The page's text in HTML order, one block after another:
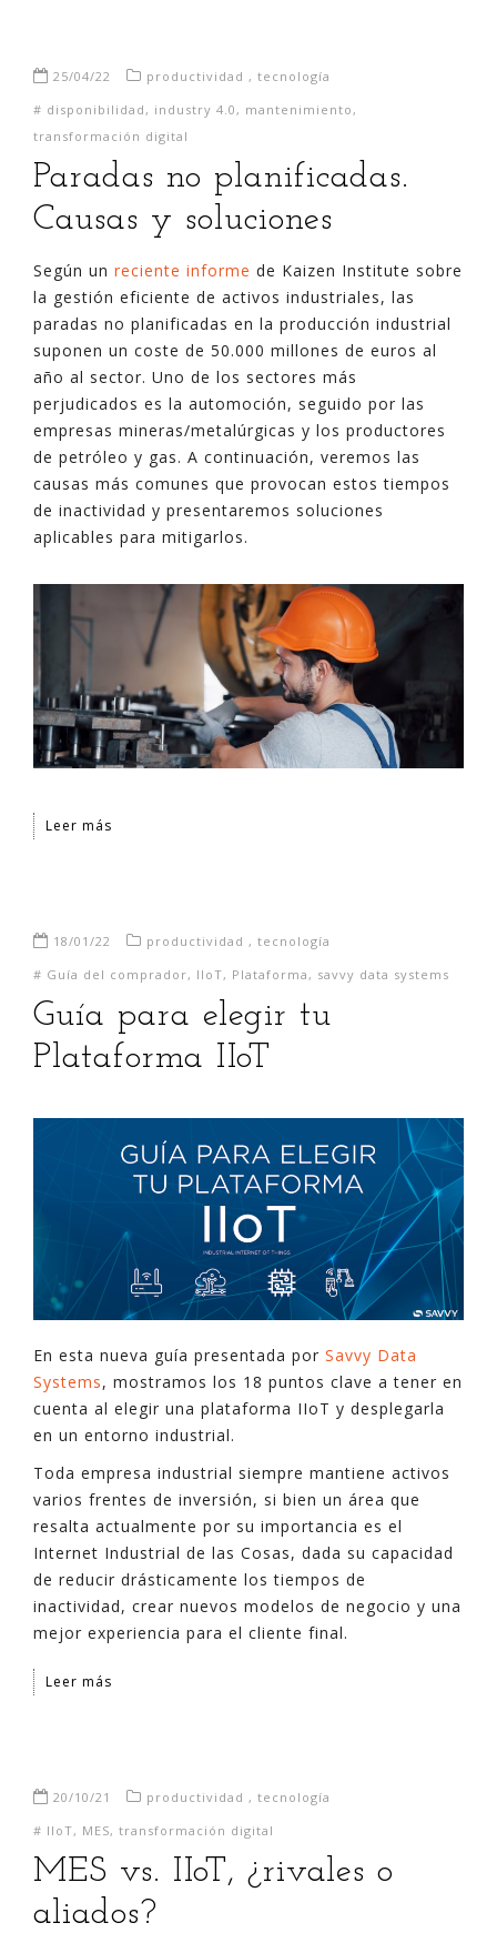
25/04/22 productividad , tecnología
# disponibilidad , industry 4.0 , mantenimiento ,
transformación digital
Paradas no planificadas.
Causas y soluciones
Según un reciente informe de Kaizen Institute sobre
la gestión eficiente de activos industriales, las
paradas no planificadas en la producción industrial
suponen un coste de 50.000 millones de euros al
año al sector. Uno de los sectores más
perjudicados es la automoción, seguido por las
empresas mineras/metalúrgicas y los productores
de petróleo y gas. A continuación, veremos las
causas más comunes que provocan estos tiempos
de inactividad y presentaremos soluciones
aplicables para mitigarlos.
Leer más
18/01/22 productividad , tecnología
# Guía del comprador, IIoT, Plataforma , savvy data systems
Guía para elegir tu
Plataforma IIoT
En esta nueva guía presentada por Savvy Data
Systems, mostramos los 18 puntos clave a tener en
cuenta al elegir una plataforma IIoT y desplegarla
en un entorno industrial.
Toda empresa industrial siempre mantiene activos
varios frentes de inversión, si bien un área que
resalta actualmente por su importancia es el
Internet Industrial de las Cosas, dada su capacidad
de reducir drásticamente los tiempos de
inactividad, crear nuevos modelos de negocio y una
mejor experiencia para el cliente final.
Leer más
20/10/21 productividad , tecnología
# IIoT, MES, transformación digital
MES vs. IIoT, ¿rivales o
aliados?